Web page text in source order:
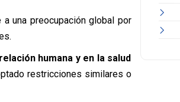
una preocupación global por
humana y en la salud
restricciones similares o